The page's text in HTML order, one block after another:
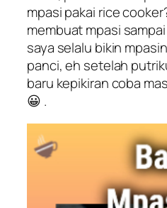
mpasi pakai rice
membuat mpasi
saya selalu bikin
panci, eh setelah
baru kepikiran coba
😀 .